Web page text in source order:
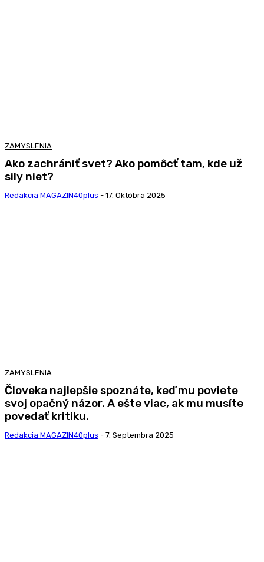
ZAMYSLENIA
Ako zachrániť svet? Ako pomôcť tam, kde už
sily niet?
Redakcia MAGAZIN40plus - 17. Októbra 2025
ZAMYSLENIA
Človeka najlepšie spoznáte, keď mu poviete
svoj opačný názor. A ešte viac, ak mu musíte
povedať kritiku.
Redakcia MAGAZIN40plus - 7. Septembra 2025